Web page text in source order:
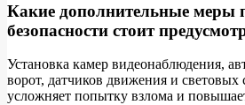
Какие дополнительные меры
безопасности стоит
Установка камер видеонаблюдения,
ворот, датчиков движения и световых
усложняет попытку взлома и